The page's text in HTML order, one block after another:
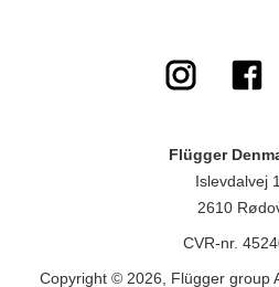
Flügger
Islevdalvej
2610
CVR-nr.
Copyright © 2026, Flügger group